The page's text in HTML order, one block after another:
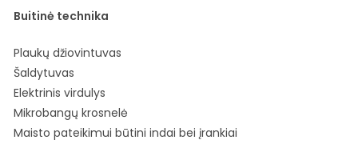
Buitinė technika
Plaukų džiovintuvas
Šaldytuvas
Elektrinis virdulys
Mikrobangų krosnelė
Maisto pateikimui būtini indai bei įrankiai